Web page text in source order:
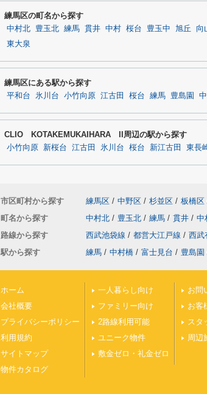
練馬区の町名から探す
中村北 豊玉北 練馬 貫井 中村 桜台 豊玉中 旭丘 向
東大泉
練馬区にある駅から探す
平和台 氷川台 小竹向原 江古田 桜台 練馬 豊島園
CLIO KOTAKEMUKAIHARA II周辺の駅から探す
小竹向原 新桜台 江古田 氷川台 桜台 新江古田 東長
市区町村から探す 練馬区 / 中野区 / 杉並区 / 板橋区
町名から探す
中村北 / 豊玉北 / 練馬 / 貫井 / 中
路線から探す
西武池袋線 / 都営大江戸線 / 西武
駅から探す
練馬 / 中村橋 / 富士見台 / 豊島園
ホーム
会社概要
プライバシーポリシー
利用規約
サイトマップ
物件カタログ
一人暮らし向け
ファミリー向け
2路線利用可能
ユニーク物件
敷金ゼロ・礼金ゼロ
お問
お客
スタ
周辺